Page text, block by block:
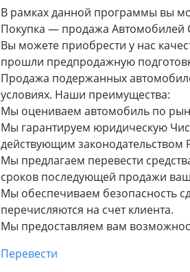
В рамках данной программы вы
Покупка — продажа Автомобилей
Вы можете приобрести у нас
прошли предпродажную
Продажа подержанных
условиях. Наши преимущества:
Мы оцениваем автомобиль по
Мы гарантируем юридическую
действующим законодательством
Мы предлагаем перевести
сроков последующей продажи
Мы обеспечиваем безопасность
перечисляются на счет клиента.
Мы предоставляем вам
Перевести